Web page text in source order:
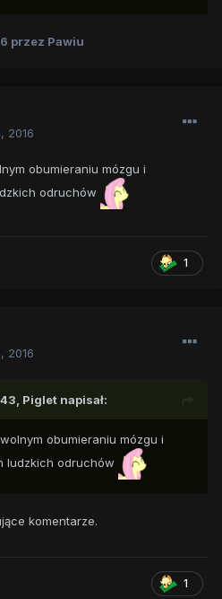
przez Pawiu
2016
obumieraniu mózgu i
odruchów
1
2016
Piglet napisał:
obumieraniu mózgu i
ludzkich odruchów
komentarze.
1